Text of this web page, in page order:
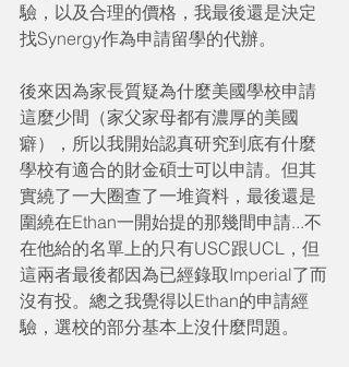
驗，以及合理的價格，我最後還是決定
找Synergy作為申請留學的代辦。
後來因為家長質疑為什麼美國學校申請
這麼少間（家父家母都有濃厚的美國
癖），所以我開始認真研究到底有什麼
學校有適合的財金碩士可以申請。但其
實繞了一大圈查了一堆資料，最後還是
圍繞在Ethan一開始提的那幾間申請...不
在他給的名單上的只有USC跟UCL，但
這兩者最後都因為已經錄取Imperial了而
沒有投。總之我覺得以Ethan的申請經
驗，選校的部分基本上沒什麼問題。